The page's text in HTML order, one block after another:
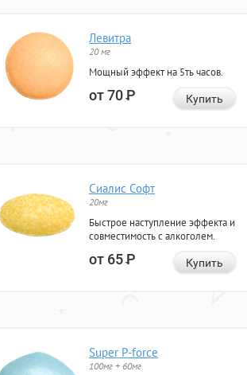
Левитра
20 мг
Мощный эффект на 5ть часов.
от 70Р Купить
Сиалис Софт
20мг
Быстрое наступление эффекта и
совместимость с алкоголем.
от 65Р Купить
Super P-force
100мг + 60мг